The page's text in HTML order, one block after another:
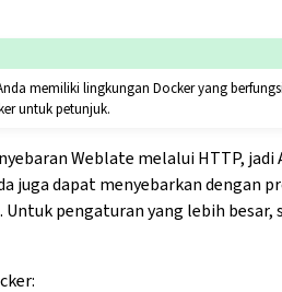
memiliki lingkungan Docker yang
untuk petunjuk.
Weblate melalui HTTP,
juga dapat menyebarkan dengan
. Untuk pengaturan yang lebih